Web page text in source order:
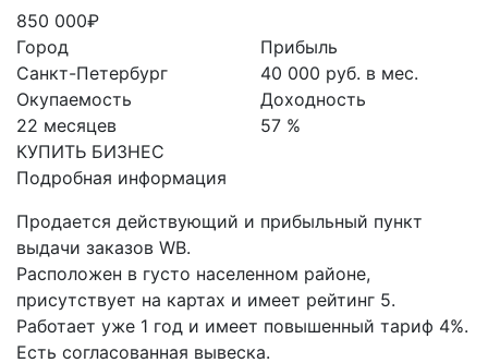
850 000₽
Город
Санкт-Петербург
Окупаемость
22 месяцев
КУПИТЬ БИЗНЕС
Прибыль
40 000 руб. в мес.
Доходность
57 %
Подробная информация
Продается действующий и прибыльный пункт
выдачи заказов WB.
Расположен в густо населенном районе,
присутствует на картах и имеет рейтинг 5.
Работает уже 1 год и имеет повышенный тариф 4%.
Есть согласованная вывеска.